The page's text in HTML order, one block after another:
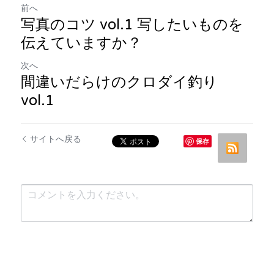
前へ
写真のコツ vol.1 写したいものを
伝えていますか？
次へ
間違いだらけのクロダイ釣り
vol.1
サイトへ戻る 保存